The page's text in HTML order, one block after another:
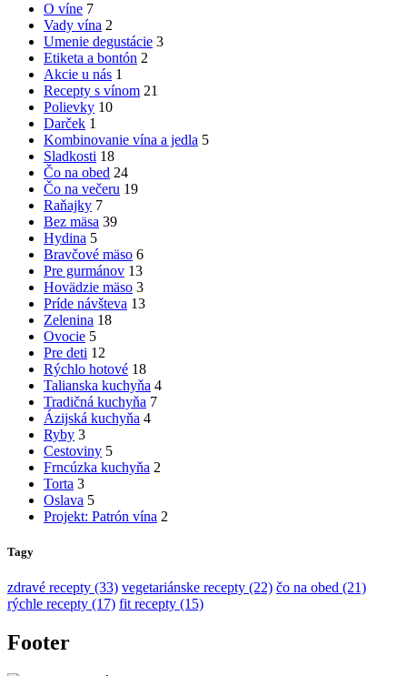
O víne 7
Vady vína 2
Umenie degustácie 3
Etiketa a bontón 2
Akcie u nás 1
Recepty s vínom 21
Polievky 10
Darček 1
Kombinovanie vína a jedla 5
Sladkosti 18
Čo na obed 24
Čo na večeru 19
Raňajky 7
Bez mäsa 39
Hydina 5
Bravčové mäso 6
Pre gurmánov 13
Hovädzie mäso 3
Príde návšteva 13
Zelenina 18
Ovocie 5
Pre deti 12
Rýchlo hotové 18
Talianska kuchyňa 4
Tradičná kuchyňa 7
Ázijská kuchyňa 4
Ryby 3
Cestoviny 5
Frncúzka kuchyňa 2
Torta 3
Oslava 5
Projekt: Patrón vína 2
Tagy
zdravé recepty (33) vegetariánske recepty (22) čo na obed (21)
rýchle recepty (17) fit recepty (15)
Footer